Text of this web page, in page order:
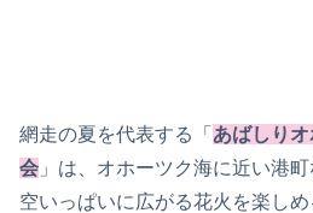
網走の夏を代表する「 あばしり
会 」は、オホーツク海に近い港
空いっぱいに広がる花火を楽しめ